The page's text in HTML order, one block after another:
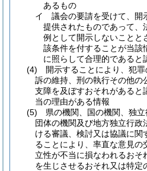
あるもの
イ
議会の要請を受けて、開
提供されたものであって、
例として開示しないことと
該条件を付することが当該
に照らして合理的であると
(4)
開示することにより、犯
訴の維持、刑の執行その他の
支障を及ぼすおそれがあると
当の理由がある情報
(5)
県の機関、国の機関、独
団体の機関及び地方独立行政
ける審議、検討又は協議に関
ることにより、率直な意見の
立性が不当に損なわれるおそ
を生じさせるおそれ又は特定